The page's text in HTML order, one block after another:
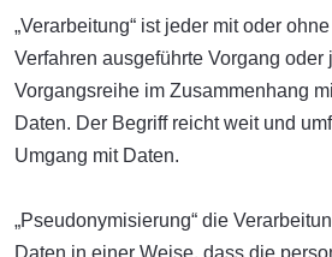
„Verarbeitung“ ist jeder mit oder
Verfahren ausgeführte Vorgang oder
Vorgangsreihe im Zusammenhang
Daten. Der Begriff reicht weit und
Umgang mit Daten.
„Pseudonymisierung“ die
Daten in einer Weise, dass die